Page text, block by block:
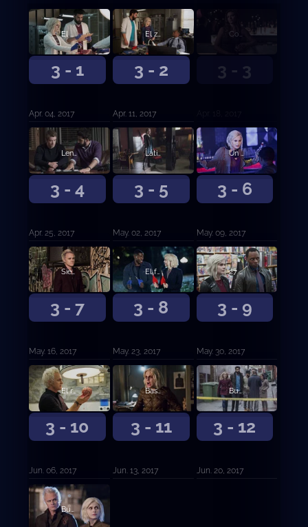
3 - 1
El cielo se volvió más tranquilo
Apr. 04, 2017
3 - 2
El zombi es sabio
Apr. 11, 2017
3 - 3
Comer, rezar, matar
3 - 4
Lengua larga
Apr. 25, 2017
3 - 5
Látigo al zombi
May. 02, 2017
3 - 6
Un gran desastre
May. 09, 2017
3 - 7
Siesta caliente
May. 16, 2017
3 - 8
El futuro son los sesos
May. 23, 2017
3 - 9
27 piezas de oro
May. 30, 2017
3 - 10
El regreso del muerto vivo
Jun. 06, 2017
3 - 11
Basta de conspiraciones
Jun. 13, 2017
3 - 12
Buscando al Sr. Goodbrain (Parte 1)
Jun. 20, 2017
Buscando al Sr. Goodbrain (Parte 2)